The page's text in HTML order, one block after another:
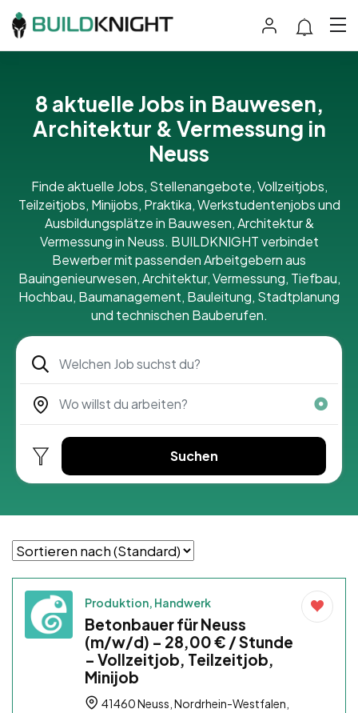
8 aktuelle Jobs in Bauwesen,
Architektur & Vermessung in
Neuss
Finde aktuelle Jobs, Stellenangebote, Vollzeitjobs,
Teilzeitjobs, Minijobs, Praktika, Werkstudentenjobs und
Ausbildungsplätze in Bauwesen, Architektur &
Vermessung in Neuss. BUILDKNIGHT verbindet
Bewerber mit passenden Arbeitgebern aus
Bauingenieurwesen, Architektur, Vermessung, Tiefbau,
Hochbau, Baumanagement, Bauleitung, Stadtplanung
und technischen Bauberufen.
Suchen
Produktion, Handwerk
Betonbauer für Neuss
(m/w/d) – 28,00 € / Stunde
– Vollzeitjob, Teilzeitjob,
Minijob
41460 Neuss, Nordrhein-Westfalen,